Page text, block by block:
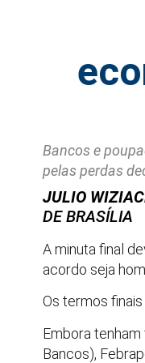
Bancos e
pelas perdas
JULIO
DE BRASÍLIA
A minuta final
acordo seja
Os termos
Embora
Bancos),